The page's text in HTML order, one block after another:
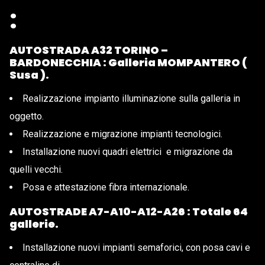
:
AUTOSTRADA A32 TORINO –
BARDONECCHIA : Galleria MOMPANTERO (
Susa ).
Realizzazione impianto illuminazione sulla galleria in
oggetto.
Realizzazione e migrazione impianti tecnologici.
Installazione nuovi quadri elettrici e migrazione da
quelli vecchi.
Posa e attestazione fibra internazionale.
AUTOSTRADE A7-A10-A12-A26 : Totale 64
gallerie.
Installazione nuovi impianti semaforici, con posa cavi e